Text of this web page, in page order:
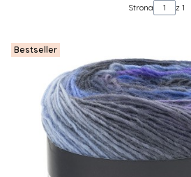
Strona z 1
Bestseller